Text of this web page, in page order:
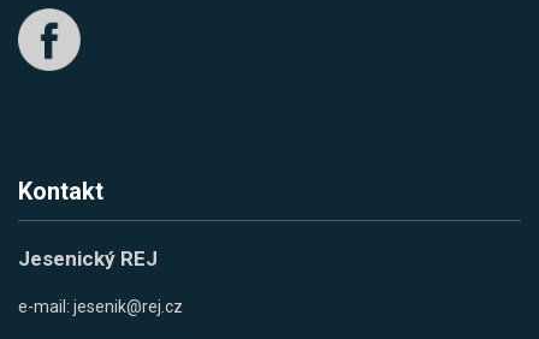
Kontakt
Jesenický REJ
e-mail: jesenik@rej.cz